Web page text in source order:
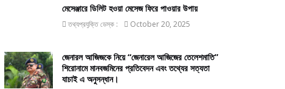
মেসেঞ্জারে ডিলিট হওয়া মেসেজ ফিরে পাওয়ার উপায়
তথ্যপ্রযুক্তি ডেস্ক : October 20, 2025
জেনারল আজিজকে নিয়ে “জেনারেল আজিজের তেলেশমাতি”
শিরোনামে মানবজমিনের প্রতিবেদন এবং তথ্যের সত্যতা
যাচাই এ অনুসন্ধান।